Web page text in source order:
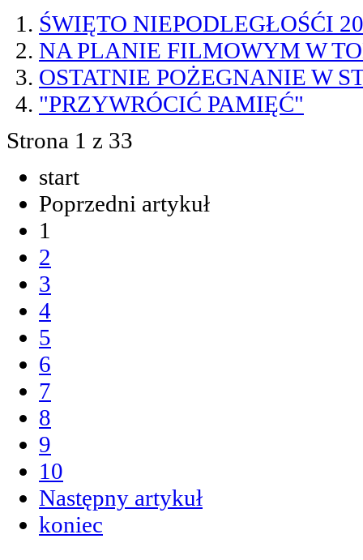
ŚWIĘTO NIEPODLEGŁOŚĆI
NA PLANIE FILMOWYM W
OSTATNIE POŻEGNANIE W
"PRZYWRÓCIĆ PAMIĘĆ"
Strona 1 z 33
start
Poprzedni artykuł
1
2
3
4
5
6
7
8
9
10
Następny artykuł
koniec